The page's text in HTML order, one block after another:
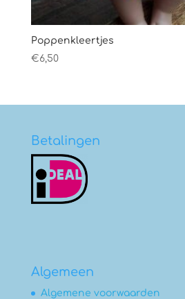
Poppenkleertjes
€6,50
Betalingen
Algemeen
Algemene voorwaarden